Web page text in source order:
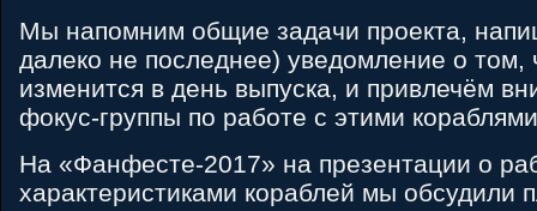
Мы напомним общие задачи проекта,
далеко не последнее) уведомление о том,
изменится в день выпуска, и привлечём
фокус-группы по работе с этими
На «Фанфесте-2017» на презентации о
характеристиками кораблей мы обсудили